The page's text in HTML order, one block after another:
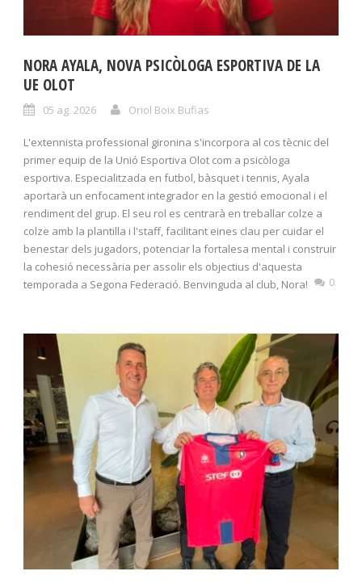
NORA AYALA, NOVA PSICÒLOGA ESPORTIVA DE LA
UE OLOT
05 ag. 2026 Oriol Boix Bufias
L'extennista professional gironina s'incorpora al cos tècnic del
primer equip de la Unió Esportiva Olot com a psicòloga
esportiva. Especialitzada en futbol, bàsquet i tennis, Ayala
aportarà un enfocament integrador en la gestió emocional i el
rendiment del grup. El seu rol es centrarà en treballar colze a
colze amb la plantilla i l'staff, facilitant eines clau per cuidar el
benestar dels jugadors, potenciar la fortalesa mental i construir
la cohesió necessària per assolir els objectius d'aquesta
temporada a Segona Federació. Benvinguda al club, Nora!
0